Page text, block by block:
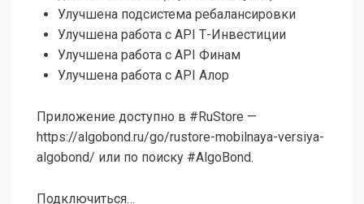
Улучшена подсистема ребалансировки
Улучшена работа с API Т-Инвестиции
Улучшена работа с API Финам
Улучшена работа с API Алор
Приложение доступно в #RuStore —
https://algobond.ru/go/rustore-mobilnaya-versiya-
algobond/ или по поиску #AlgoBond.
Подключиться…